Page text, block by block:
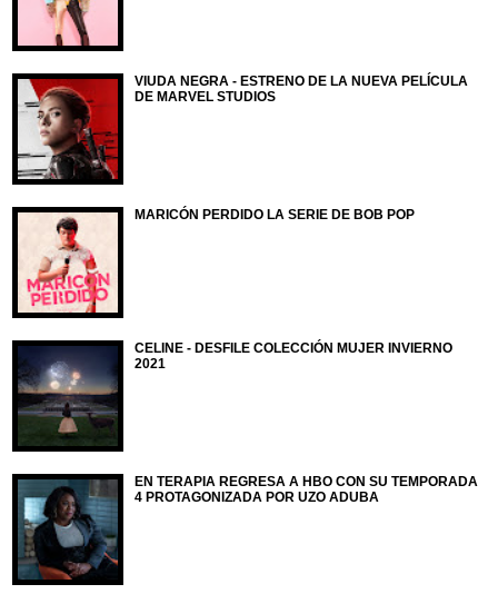
VIUDA NEGRA - ESTRENO DE LA NUEVA PELÍCULA
DE MARVEL STUDIOS
MARICÓN PERDIDO LA SERIE DE BOB POP
CELINE - DESFILE COLECCIÓN MUJER INVIERNO
2021
EN TERAPIA REGRESA A HBO CON SU TEMPORADA
4 PROTAGONIZADA POR UZO ADUBA